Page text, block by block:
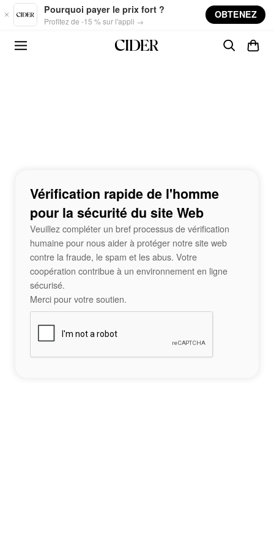
Skip to main content
Pourquoi payer le prix fort ?
Profitez de -15 % sur l'appli →
OBTENEZ
Vérification rapide de l'homme
pour la sécurité du site Web
Veuillez compléter un bref processus de vérification
humaine pour nous aider à protéger notre site web
contre la fraude, le spam et les abus. Votre
coopération contribue à un environnement en ligne
sécurisé.
Merci pour votre soutien.